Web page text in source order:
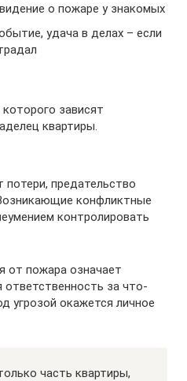
о пожаре у знакомых
удача в делах – если
зависят
квартиры.
потери, предательство
конфликтные
контролировать
от пожара означает
ответственность за что-
угрозой окажется личное
часть квартиры,